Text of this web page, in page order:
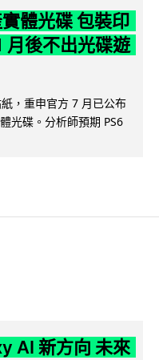
體光碟 包裝印
月後不出光碟遊
，重申官方 7 月已公布
光碟。分析師預期 PS6
AI 新方向 未來